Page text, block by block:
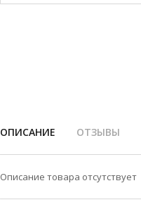
ОПИСАНИЕ ОТЗЫВЫ
Описание товара отсутствует